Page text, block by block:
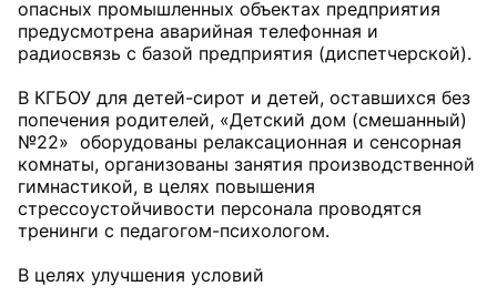
опасных промышленных объектах предприятия
предусмотрена аварийная телефонная и
радиосвязь с базой предприятия (диспетчерской).
В КГБОУ для детей-сирот и детей, оставшихся без
попечения родителей, «Детский дом (смешанный)
№22» оборудованы релаксационная и сенсорная
комнаты, организованы занятия производственной
гимнастикой, в целях повышения
стрессоустойчивости персонала проводятся
тренинги с педагогом-психологом.
В целях улучшения условий